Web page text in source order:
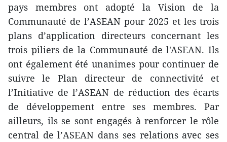
pays membres ont adopté la Vision de la
Communauté de l’ASEAN pour 2025 et les trois
plans d’application directeurs concernant les
trois piliers de la Communauté de l'ASEAN. Ils
ont également été unanimes pour continuer de
suivre le Plan directeur ​de connectivité et
l’Initiative de l’ASEAN de réduction des écarts
de développement entre ses membres. ​Par
ailleurs, ils se sont engagés à renforcer le rôle
central de l’ASEAN dans ses relations avec ses